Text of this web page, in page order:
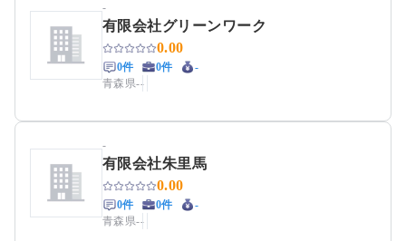
-
有限会社グリーンワーク
0.00
0件 0件
-
青森県--
-
有限会社朱里馬
0.00
0件 0件
-
青森県--